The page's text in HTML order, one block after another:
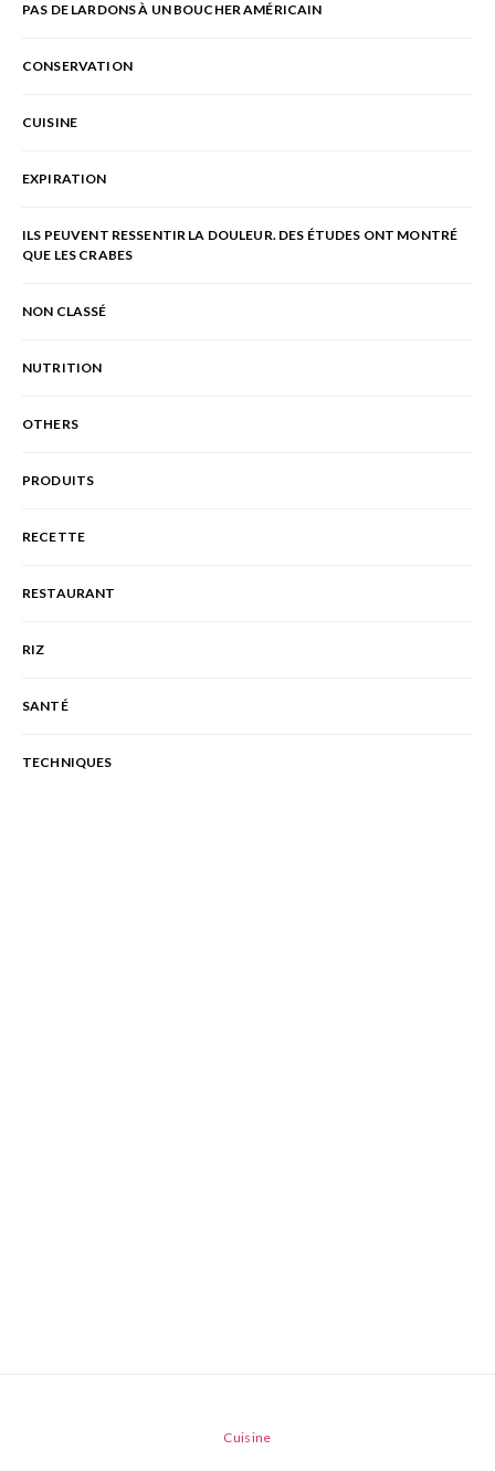
PAS DE LARDONS À UN BOUCHER AMÉRICAIN
CONSERVATION
CUISINE
EXPIRATION
ILS PEUVENT RESSENTIR LA DOULEUR. DES ÉTUDES ONT MONTRÉ
QUE LES CRABES
NON CLASSÉ
NUTRITION
OTHERS
PRODUITS
RECETTE
RESTAURANT
RIZ
SANTÉ
TECHNIQUES
Cuisine